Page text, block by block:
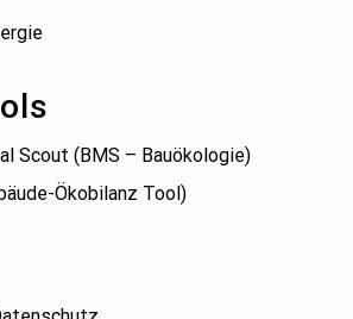
Scout (BMS – Bauökologie)
Ökobilanz Tool)